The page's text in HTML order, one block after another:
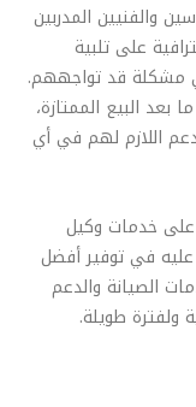
والفنيين المدربين
على تلبية
مشكلة قد تواجههم.
البيع الممتازة،
اللازم لهم في أي
على خدمات وكيل
في توفير أفضل
الصيانة والدعم
ولفترة طويلة.